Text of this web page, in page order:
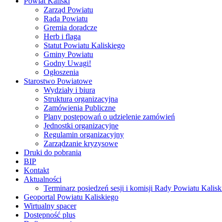
Zarząd Powiatu
Rada Powiatu
Gremia doradcze
Herb i flaga
Statut Powiatu Kaliskiego
Gminy Powiatu
Godny Uwagi!
Ogłoszenia
Starostwo Powiatowe
Wydziały i biura
Struktura organizacyjna
Zamówienia Publiczne
Plany postępowań o udzielenie zamówień
Jednostki organizacyjne
Regulamin organizacyjny
Zarządzanie kryzysowe
Druki do pobrania
BIP
Kontakt
Aktualności
Terminarz posiedzeń sesji i komisji Rady Powiatu
Geoportal Powiatu Kaliskiego
Wirtualny spacer
Dostępność plus